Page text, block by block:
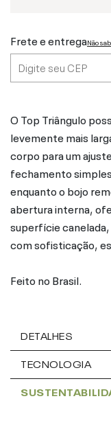
Frete e entregaNão
O Top Triângulo
levemente mais
corpo para um
fechamento
enquanto o bojo
abertura interna,
superfície
com sofisticação,
Feito no Brasil.
DETALHES
TECNOLOGIA